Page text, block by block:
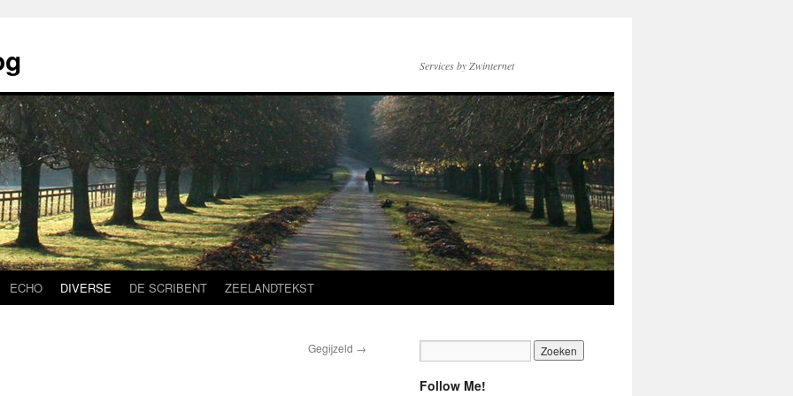
Services by Zwinternet
ECHO DIVERSE DE SCRIBENT ZEELANDTEKST
Gegijzeld →
Follow Me!